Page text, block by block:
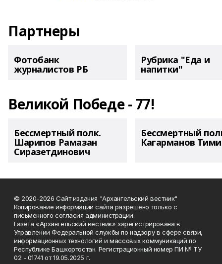
Партнеры
Фотобанк
журналистов РБ
Рубрика "Еда и
напитки"
Великой Победе - 77!
Бессмертный полк.
Шарипов Рамазан
Сиразетдинович
Бессмертный
Кагарманов
© 2020-2026 Сайт издания "Архангельский вестник"
Копирование информации сайта разрешено только с
письменного согласия администрации.
Газета «Архангельский вестник» зарегистрирована в
Управлении Федеральной службы по надзору в сфере связи,
информационных технологий и массовых коммуникаций по
Республике Башкортостан. Регистрационный номер ПИ № ТУ
02 - 01741 от 19.05.2025 г.